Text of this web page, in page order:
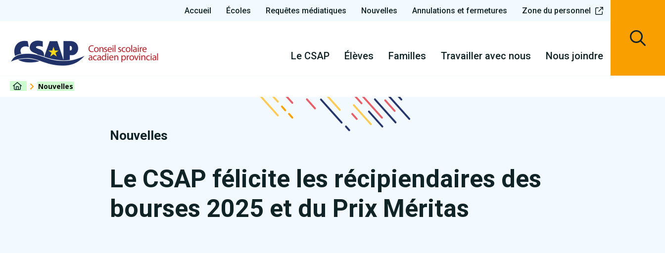
Accueil Écoles Requêtes médiatiques Nouvelles Annulations et fermetures Zone du personnel
Le CSAP Élèves Familles Travailler avec nous Nous joindre
Nouvelles
Nouvelles
Le CSAP félicite les récipiendaires des
bourses 2025 et du Prix Méritas